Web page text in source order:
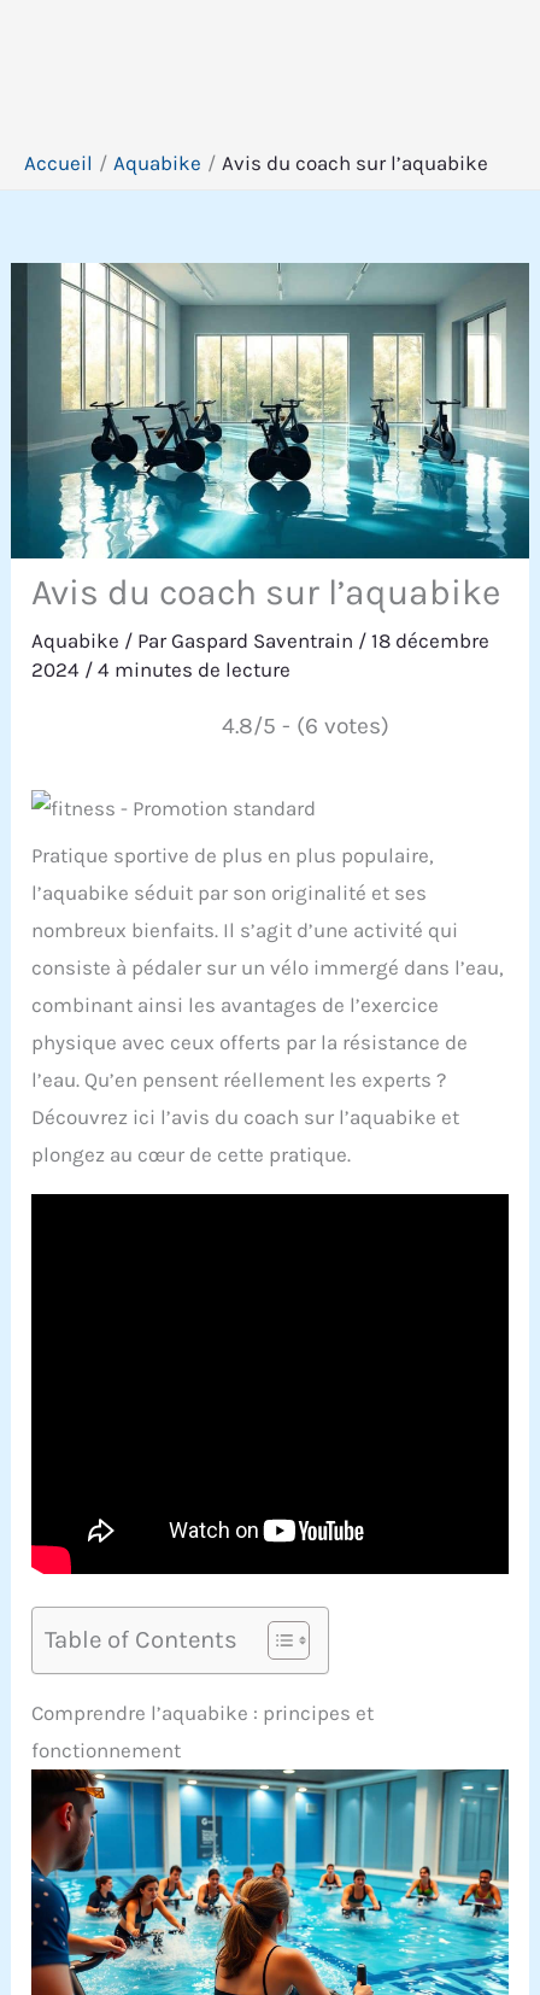
Accueil Aquabike Avis du coach sur l’aquabike
Avis du coach sur l’aquabike
Aquabike / ParGaspard Saventrain /18 décembre
2024 /4 minutes de lecture
4.8/5 - (6 votes)
Pratique sportive de plus en plus populaire,
l’aquabike séduit par son originalité et ses
nombreux bienfaits. Il s’agit d’une activité qui
consiste à pédaler sur un vélo immergé dans l’eau,
combinant ainsi les avantages de l’exercice
physique avec ceux offerts par la résistance de
l’eau. Qu’en pensent réellement les experts ?
Découvrez ici l’avis du coach sur l’aquabike et
plongez au cœur de cette pratique.
Table of Contents
Comprendre l’aquabike : principes et
fonctionnement